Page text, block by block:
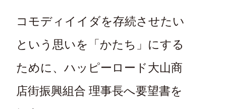
コモディイイダを存続させたい
という思いを「かたち」にする
ために、ハッピーロード大山商
店街振興組合 理事長へ要望書を